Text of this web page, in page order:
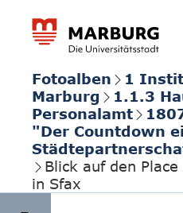
Fotoalben 1
Marburg
1.1.3
Personalamt
"Der Countdown
Blick auf den
in Sfax